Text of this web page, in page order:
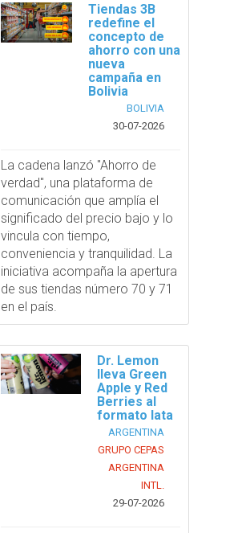
Tiendas 3B
redefine el
concepto de
ahorro con una
nueva
campaña en
Bolivia
BOLIVIA
30-07-2026
La cadena lanzó "Ahorro de
verdad", una plataforma de
comunicación que amplía el
significado del precio bajo y lo
vincula con tiempo,
conveniencia y tranquilidad. La
iniciativa acompaña la apertura
de sus tiendas número 70 y 71
en el país.
Dr. Lemon
lleva Green
Apple y Red
Berries al
formato lata
ARGENTINA
GRUPO CEPAS
ARGENTINA
INTL.
29-07-2026